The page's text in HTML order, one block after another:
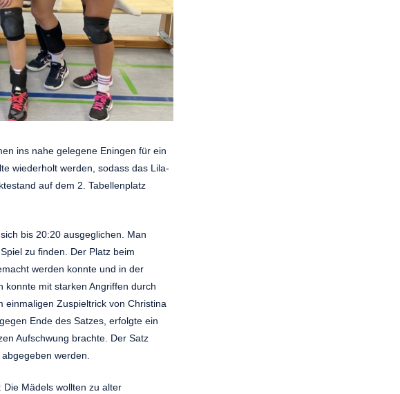
ins nahe gelegene Eningen für ein
wiederholt werden, sodass das Lila-
auf dem 2. Tabellenplatz
bis 20:20 ausgeglichen. Man
zu finden. Der Platz beim
werden konnte und in der
konnte mit starken Angriffen durch
einmaligen Zuspieltrick von Christina
Ende des Satzes, erfolgte ein
Aufschwung brachte. Der Satz
werden.
Mädels wollten zu alter